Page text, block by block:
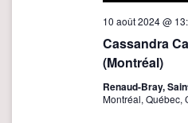
10 août 2024 @
Cassandra
(Montréal)
Renaud-Bray,
Montréal, Québec,